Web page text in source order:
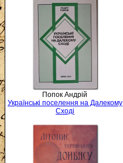
Попок Андрій
Українські поселення на Далекому
Сході